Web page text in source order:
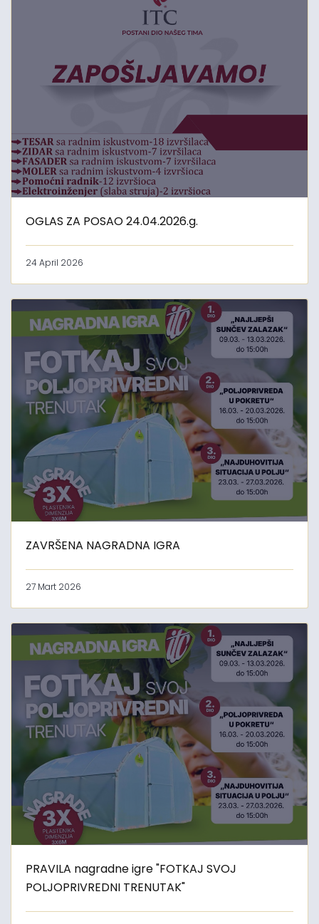
OGLAS ZA POSAO 24.04.2026.g.
24 April 2026
ZAVRŠENA NAGRADNA IGRA
27 Mart 2026
PRAVILA nagradne igre "FOTKAJ SVOJ
POLJOPRIVREDNI TRENUTAK"